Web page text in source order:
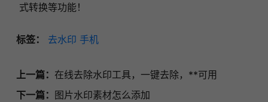
式转换等功能！
标签： 去水印 手机
上一篇： 在线去除水印工具，一键去除，**可用
下一篇： 图片水印素材怎么添加